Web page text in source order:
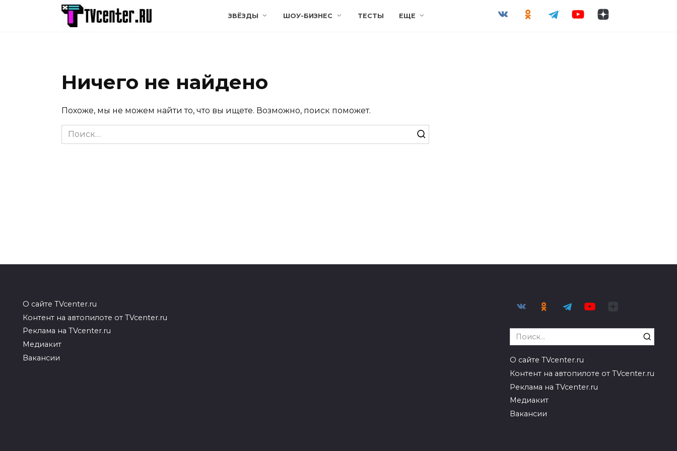
ЗВЁЗДЫ ШОУ-БИЗНЕС ТЕСТЫ ЕЩЕ
Ничего не найдено
Похоже, мы не можем найти то, что вы ищете. Возможно, поиск поможет.
Search
for:
О сайте TVcenter.ru
Контент на автопилоте от TVcenter.ru
Реклама на TVcenter.ru
Медиакит
Вакансии
Search
for:
О сайте TVcenter.ru
Контент на автопилоте от TVcenter.ru
Реклама на TVcenter.ru
Медиакит
Вакансии